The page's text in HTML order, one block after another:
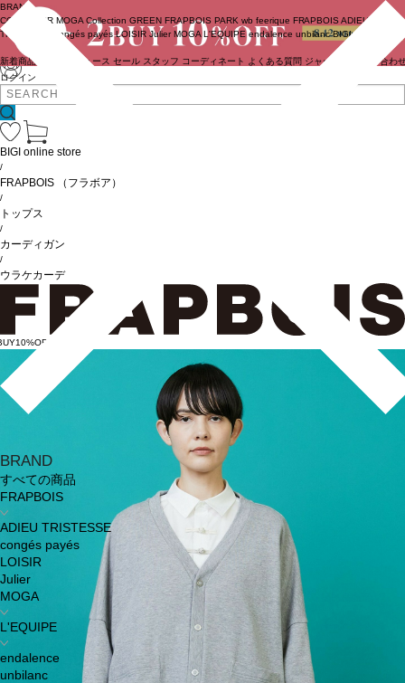
ログイン
BRAND
COUTURIER MOGA Collection GREEN FRAPBOIS PARK wb feerique FRAPBOIS ADIEU
TRISTESSE
congés payés LOISIR Julier MOGA L'EQUIPE endalence unbilanc BIGI online store
新着商品 ニュース セール スタッフ コーディネート よくある質問 ジャーナル お問い合わ
BRAND
すべての商品
FRAPBOIS
ADIEU TRISTESSE
congés payés
LOISIR
Julier
MOGA
L'EQUIPE
endalence
unbilanc
BIGI online store
/
FRAPBOIS （フラボア）
/
トップス
/
カーディガン
/
ウラケカーデ